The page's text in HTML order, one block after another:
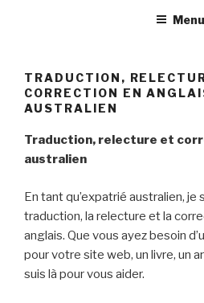
Menu
TRADUCTION,
CORRECTION EN
AUSTRALIEN
Traduction, relecture et
australien
En tant qu’expatrié australien, je
traduction, la relecture et la
anglais. Que vous ayez besoin
pour votre site web, un livre, un
suis là pour vous aider.